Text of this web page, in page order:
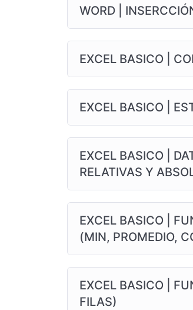
WORD |
EXCEL BASICO |
EXCEL BASICO |
EXCEL BASICO |
RELATIVAS Y
EXCEL BASICO |
(MIN, PROMEDIO,
EXCEL BASICO |
FILAS)